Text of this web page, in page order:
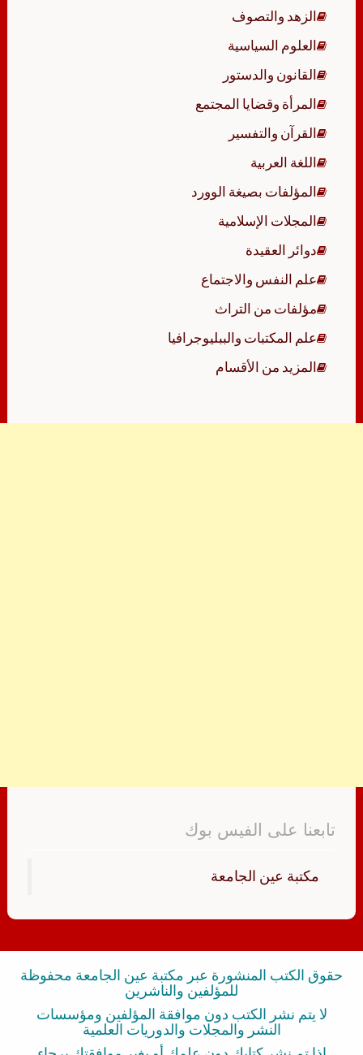
الزهد والتصوف
العلوم السياسية
القانون والدستور
المرأة وقضايا المجتمع
القرآن والتفسير
اللغة العربية
المؤلفات بصيغة الوورد
المجلات الإسلامية
دوائر العقيدة
علم النفس والاجتماع
مؤلفات من التراث
علم المكتبات والببليوجرافيا
المزيد من الأقسام
تابعنا على الفيس بوك
‏مكتبة عين الجامعة‏
حقوق الكتب المنشورة عبر مكتبة عين الجامعة محفوظة
للمؤلفين والناشرين
لا يتم نشر الكتب دون موافقة المؤلفين ومؤسسات
النشر والمجلات والدوريات العلمية